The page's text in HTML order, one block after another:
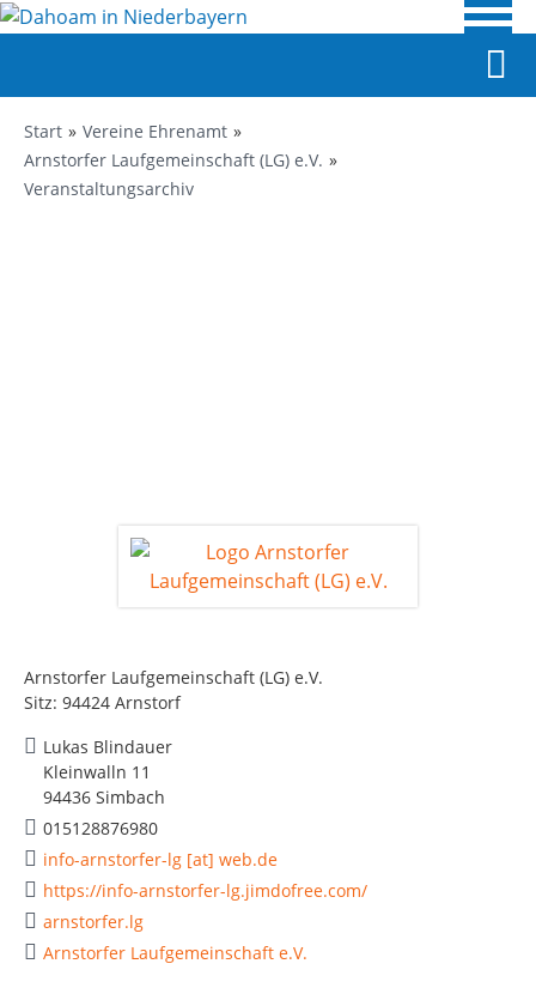
Start
Vereine Ehrenamt
Arnstorfer Laufgemeinschaft (LG) e.V.
Veranstaltungsarchiv
Arnstorfer Laufgemeinschaft (LG) e.V.
Sitz: 94424 Arnstorf
Lukas Blindauer
Kleinwalln 11
94436 Simbach
015128876980
info-arnstorfer-lg [at] web.de
https://info-arnstorfer-lg.jimdofree.com/
arnstorfer.lg
Arnstorfer Laufgemeinschaft e.V.